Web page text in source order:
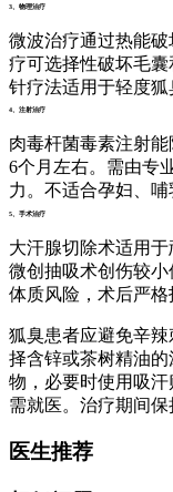
3、物理治疗
微波治疗通过热能
疗可选择性破坏毛
针疗法适用于轻度狐
4、注射治疗
肉毒杆菌毒素注射
6个月左右。需由专
力。不适合孕妇、哺
5、手术治疗
大汗腺切除术适用于
微创抽吸术创伤较
体质风险，术后严格
狐臭患者应避免辛
择含锌或茶树精油
物，必要时使用吸
需就医。治疗期间保
医生推荐